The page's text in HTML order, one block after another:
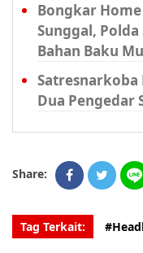
Bongkar
Sunggal,
Bahan Baku
Satresnarkoba
Dua Pengedar
Share:
Tag Terkait: